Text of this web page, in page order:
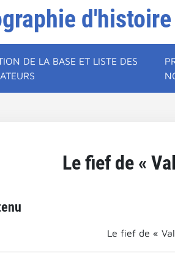
DE LA BASE ET LISTE DES
Le fief de «
Le fief de «